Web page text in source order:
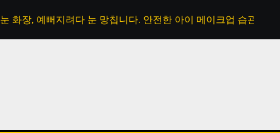
눈 화장, 예뻐지려다 눈 망칩니다. 안전한 아이 메이크업 습관